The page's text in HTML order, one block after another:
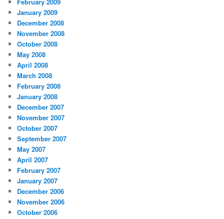
January 2009
December 2008
November 2008
October 2008
May 2008
April 2008
March 2008
February 2008
January 2008
December 2007
November 2007
October 2007
September 2007
May 2007
April 2007
February 2007
January 2007
December 2006
November 2006
October 2006